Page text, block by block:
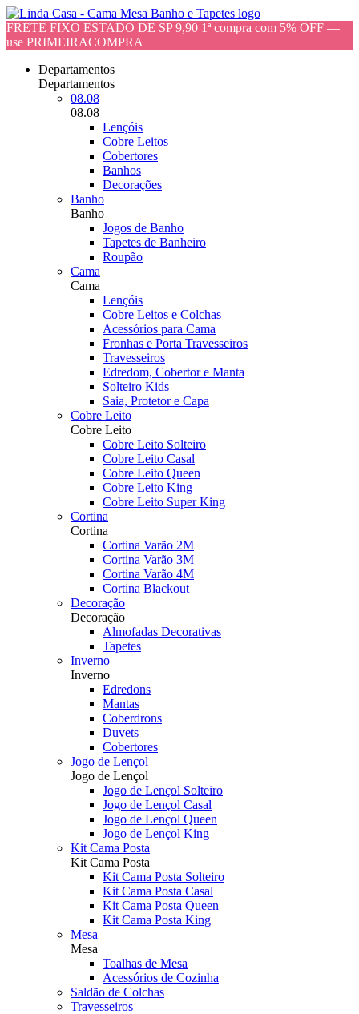
FRETE FIXO ESTADO DE SP 9,90 1ª compra com 5% OFF —
use PRIMEIRACOMPRA
Departamentos
Departamentos
08.08
08.08
Lençóis
Cobre Leitos
Cobertores
Banhos
Decorações
Banho
Banho
Jogos de Banho
Tapetes de Banheiro
Roupão
Cama
Cama
Lençóis
Cobre Leitos e Colchas
Acessórios para Cama
Fronhas e Porta Travesseiros
Travesseiros
Edredom, Cobertor e Manta
Solteiro Kids
Saia, Protetor e Capa
Cobre Leito
Cobre Leito
Cobre Leito Solteiro
Cobre Leito Casal
Cobre Leito Queen
Cobre Leito King
Cobre Leito Super King
Cortina
Cortina
Cortina Varão 2M
Cortina Varão 3M
Cortina Varão 4M
Cortina Blackout
Decoração
Decoração
Almofadas Decorativas
Tapetes
Inverno
Inverno
Edredons
Mantas
Coberdrons
Duvets
Cobertores
Jogo de Lençol
Jogo de Lençol
Jogo de Lençol Solteiro
Jogo de Lençol Casal
Jogo de Lençol Queen
Jogo de Lençol King
Kit Cama Posta
Kit Cama Posta
Kit Cama Posta Solteiro
Kit Cama Posta Casal
Kit Cama Posta Queen
Kit Cama Posta King
Mesa
Mesa
Toalhas de Mesa
Acessórios de Cozinha
Saldão de Colchas
Travesseiros